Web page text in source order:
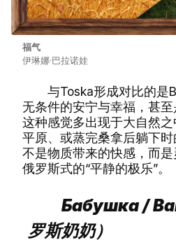
福气
伊琳娜·巴拉诺娃
与Toska形成对比的是
无条件的安宁与幸福，甚至
这种感觉多出现于大自然
平原、或蒸完桑拿后躺下
不是物质带来的快感，而
俄罗斯式的“平静的极乐”。
Бабушка /
罗斯奶奶）